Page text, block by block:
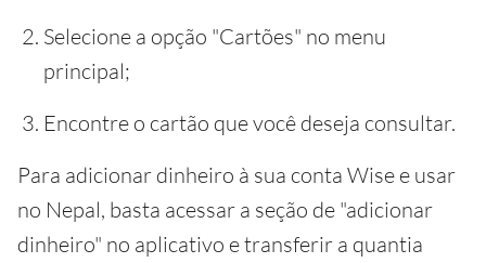
Selecione a opção "Cartões" no menu
principal;
Encontre o cartão que você deseja consultar.
Para adicionar dinheiro à sua conta Wise e usar
no Nepal, basta acessar a seção de "adicionar
dinheiro" no aplicativo e transferir a quantia